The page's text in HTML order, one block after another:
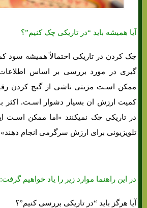
آیا همیشه باید “در تاریکی چک کنیم”؟
چک کردن در تاریکی احتمالاً همیشه سود
گیری در مورد بررسی بر اساس
ممکن اسـت مزیتی ناشی از گیج کردن
کمیت ارزش ان بسیار دشوار اسـت. اکثر
در تاریکی چک نمیکنند «اما ممکن اسـت
تلویزیونی برای ارزش سرگرمی انجام
در این راهنما موارد زیر را یاد خواهیم گرفت:
آیا هرگز باید “در تاریکی بررسی کنیم”؟